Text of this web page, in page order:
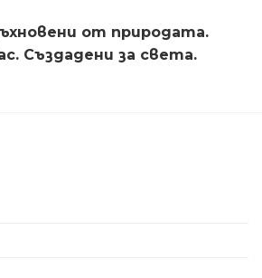
от природата.
Създадени за света.